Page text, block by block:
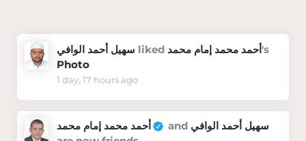
سهيل أحمد الوافي liked أحمد محمد إمام محمد's
Photo
1 day, 17 hours ago
أحمد محمد إمام محمد and سهيل أحمد الوافي